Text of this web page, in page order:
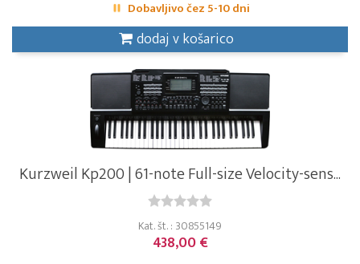
Dobavljivo čez 5-10 dni
dodaj v košarico
Kurzweil Kp200 | 61-note Full-size Velocity-sens...
Kat. št. : 30855149
438,00 €